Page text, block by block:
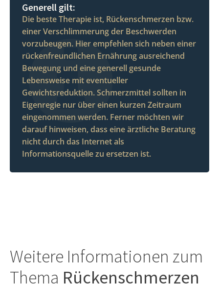
Generell gilt:
Die beste Therapie ist, Rückenschmerzen bzw.
einer Verschlimmerung der Beschwerden
vorzubeugen. Hier empfehlen sich neben einer
rückenfreundlichen Ernährung ausreichend
Bewegung und eine generell gesunde
Lebensweise mit eventueller
Gewichtsreduktion. Schmerzmittel sollten in
Eigenregie nur über einen kurzen Zeitraum
eingenommen werden. Ferner möchten wir
darauf hinweisen, dass eine ärztliche Beratung
nicht durch das Internet als
Informationsquelle zu ersetzen ist.
Weitere Informationen zum
Thema Rückenschmerzen